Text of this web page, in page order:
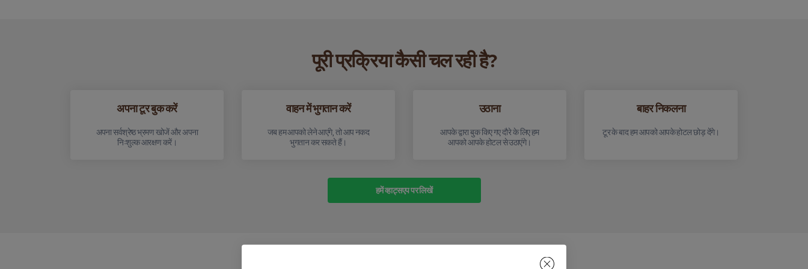
पूरी प्रक्रिया कैसी चल रही है?
अपना टूर बुक करें
अपना सर्वश्रेष्ठ भ्रमण खोजें और अपना
निःशुल्क आरक्षण करें।
वाहन में भुगतान करें
जब हम आपको लेने आएंगे, तो आप नकद
भुगतान कर सकते हैं।
उठाना
आपके द्वारा बुक किए गए दौरे के लिए हम
आपको आपके होटल से उठाएंगे।
बाहर निकलना
टूर के बाद हम आपको आपके होटल छोड़ देंगे।
हमें व्हाट्सएप पर लिखें